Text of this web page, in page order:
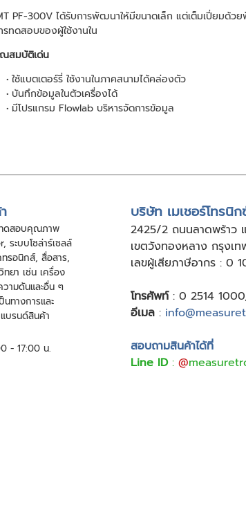
PF-300V ได้รับการพัฒนาให้มีขนาดเล็ก แต่เต็มเปี่ยมด้
รทดสอบของผู้ใช้งานใน
สมบัติเด่น
ใช้แบตเตอร์รี่ ใช้งานในภาคสนามได้คล่องตัว
บันทึกข้อมูลในตัวเครื่องได้
มีโปรแกรม Flowlab บริหารจัดการข้อมูล
ทดสอบคุณภาพ
ระบบโซล่าร์เซลล์
ทรอนิกส์, สื่อสาร,
ทยา เช่น เครื่อง
ามดันและอื่น ๆ
ทางการและ
บรนด์สินค้า
- 17:00 น.
บริษัท เมเชอร์โทรนิ
2425/2 ถนนลาดพร้าว
เขตวังทองหลาง กรุงเท
เลขผู้เสียภาษีอากร : 0
โทรศัพท์: 0 2514 1000
อีเมล :
สอบถามสินค้าได้ที่
Line ID: @